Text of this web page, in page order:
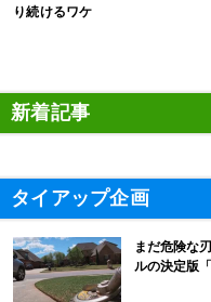
り続けるワケ
新着記事
タイアップ企画
まだ危険な
ルの決定版